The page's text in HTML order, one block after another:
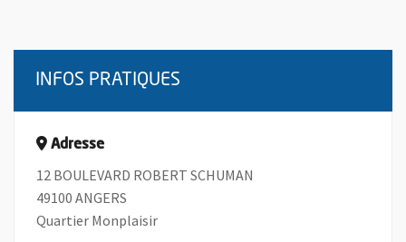
INFOS PRATIQUES
Adresse
12 BOULEVARD ROBERT SCHUMAN
49100 ANGERS
Quartier Monplaisir